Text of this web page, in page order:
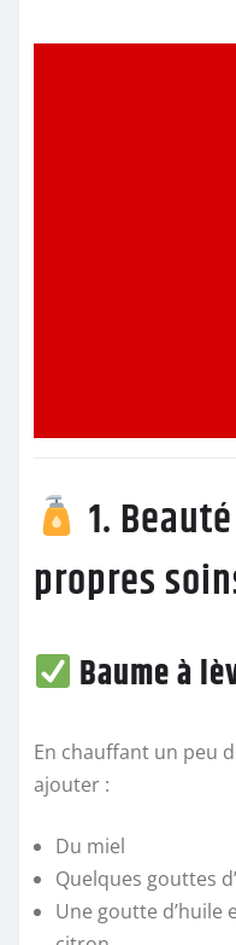
1.
propres
Baume à
En chauffant un peu
ajouter :
Du miel
Quelques gouttes
Une goutte d’huile